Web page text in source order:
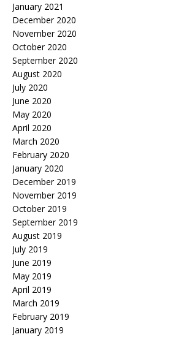
January 2021
December 2020
November 2020
October 2020
September 2020
August 2020
July 2020
June 2020
May 2020
April 2020
March 2020
February 2020
January 2020
December 2019
November 2019
October 2019
September 2019
August 2019
July 2019
June 2019
May 2019
April 2019
March 2019
February 2019
January 2019